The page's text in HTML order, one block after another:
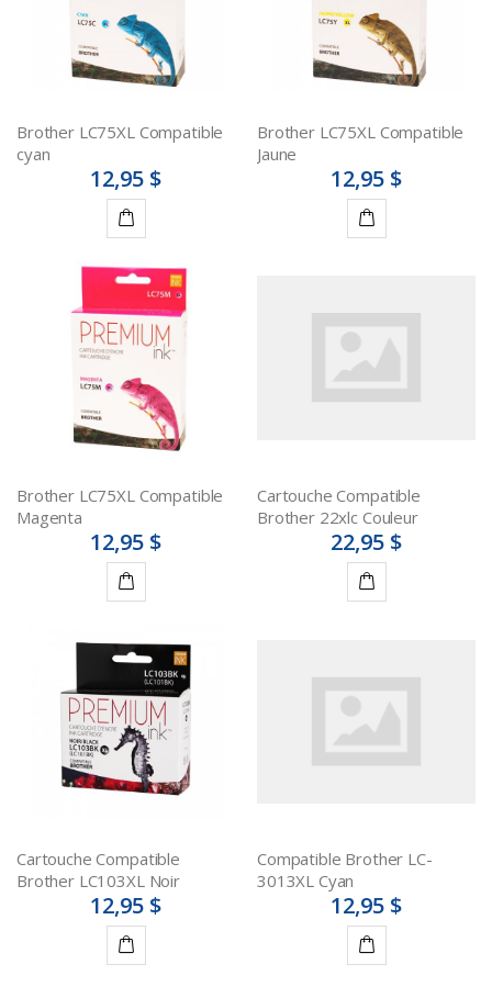
Brother LC75XL Compatible
cyan
12,95 $
au
panier
Brother LC75XL Compatible
Jaune
12,95 $
Brother LC75XL Compatible
Magenta
12,95 $
au
panier
Cartouche Compatible
Brother 22xlc Couleur
22,95 $
Cartouche Compatible
Brother LC103XL Noir
12,95 $
Compatible Brother LC-
3013XL Cyan
12,95 $